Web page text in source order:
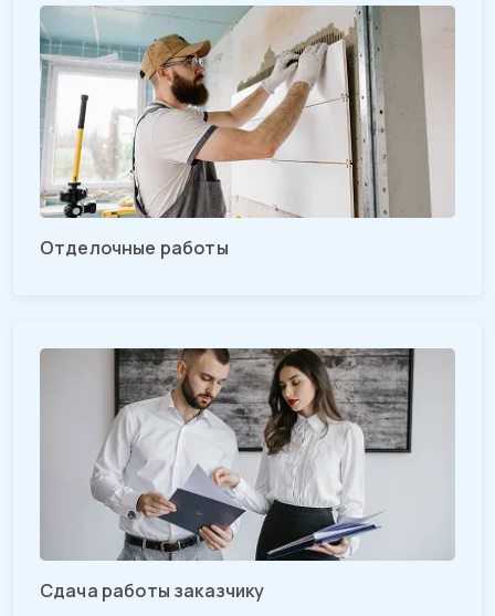
Отделочные работы
Сдача работы заказчику